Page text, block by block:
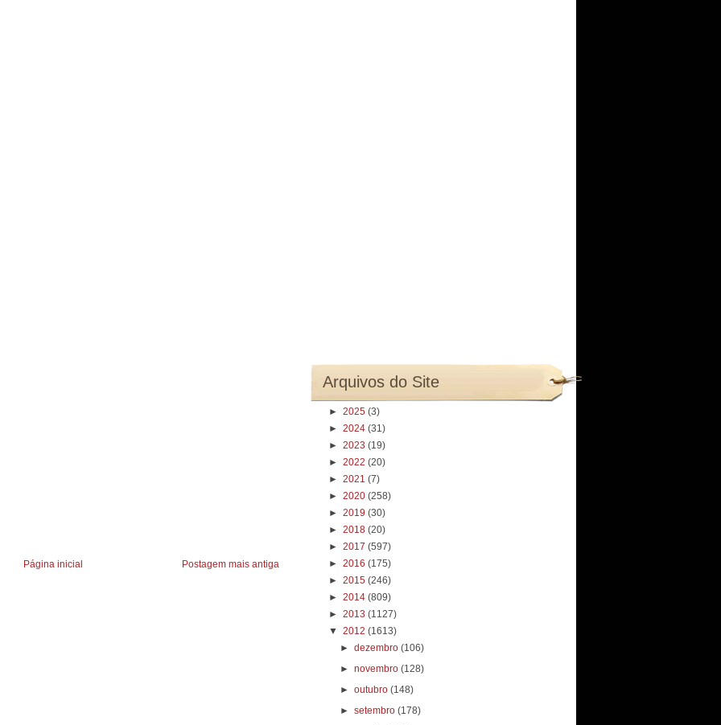
Postagem mais antiga
Página inicial
Arquivos do Site
► 2025 (3)
► 2024 (31)
► 2023 (19)
► 2022 (20)
► 2021 (7)
► 2020 (258)
► 2019 (30)
► 2018 (20)
► 2017 (597)
► 2016 (175)
► 2015 (246)
► 2014 (809)
► 2013 (1127)
▼ 2012 (1613)
►dezembro(106)
►novembro(128)
►outubro(148)
►setembro(178)